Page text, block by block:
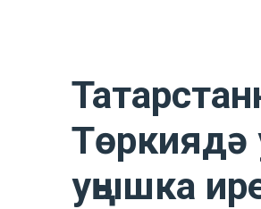
Төркиядә
уңышка